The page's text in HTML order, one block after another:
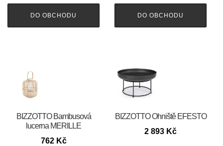
DO OBCHODU DO OBCHODU
BIZZOTTO Bambusová
lucerna MERILLE
762 Kč
BIZZOTTO Ohniště EFESTO
2 893 Kč